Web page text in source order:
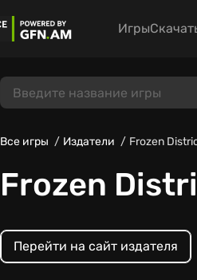
Игры
Все игры Издатели Frozen
Frozen
Перейти на сайт издателя